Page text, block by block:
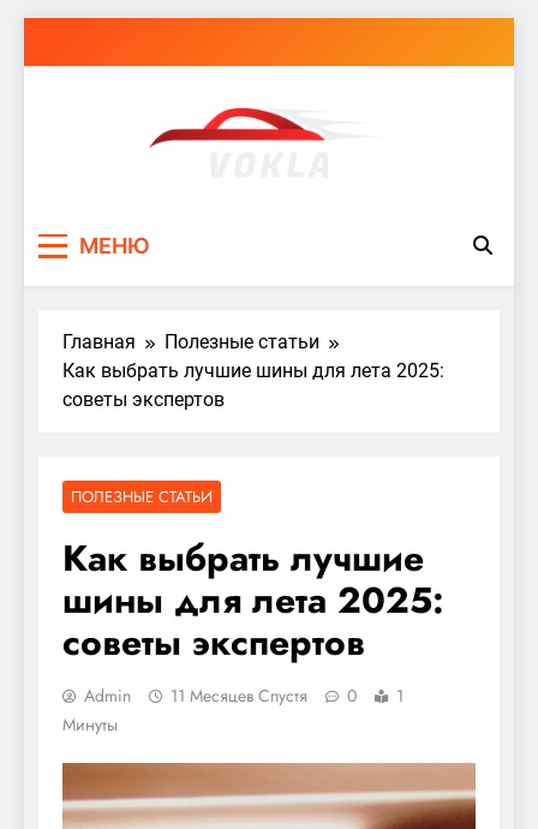
МЕНЮ
Главная
Полезные статьи
Как выбрать лучшие шины для лета 2025:
советы экспертов
ПОЛЕЗНЫЕ СТАТЬИ
Как выбрать лучшие
шины для лета 2025:
советы экспертов
Admin 11 Месяцев Спустя 0
1
Минуты